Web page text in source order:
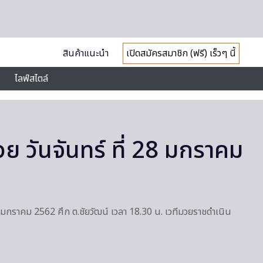
สินค้าแนะนำ
เปิดสมัครสมาชิก (ฟรี) เร็วๆ นี้
ไลฟ์สไตล์
วันจันทร์ ที่ 28 มกราคม
ราคม 2562 ศึก ต.ชัยวัฒน์ เวลา 18.30 น. เวทีมวยราชดำเนิน